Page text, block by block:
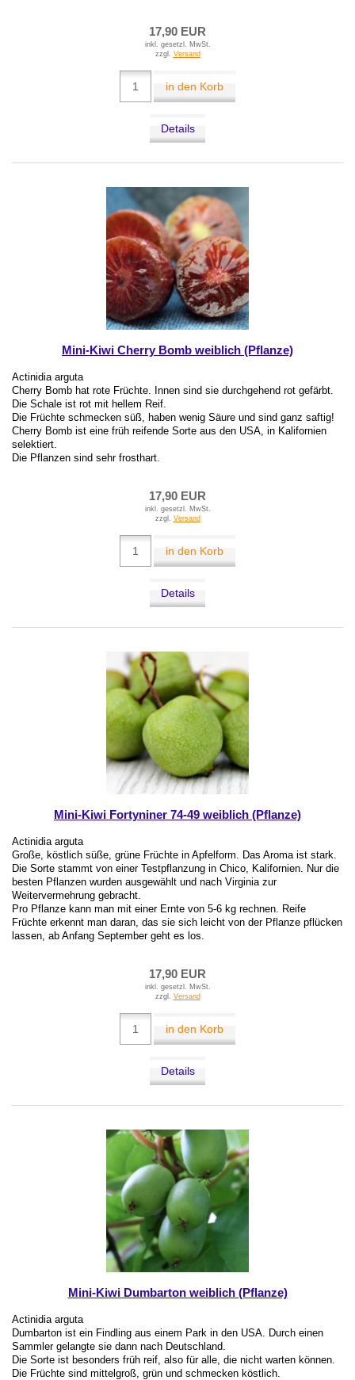
17,90 EUR
inkl. gesetzl. MwSt.
zzgl. Versand
in den Korb
Details
Mini-Kiwi Cherry Bomb weiblich (Pflanze)
Actinidia arguta
Cherry Bomb hat rote Früchte. Innen sind sie durchgehend rot gefärbt.
Die Schale ist rot mit hellem Reif.
Die Früchte schmecken süß, haben wenig Säure und sind ganz saftig!
Cherry Bomb ist eine früh reifende Sorte aus den USA, in Kalifornien
selektiert.
Die Pflanzen sind sehr frosthart.
17,90 EUR
inkl. gesetzl. MwSt.
zzgl. Versand
in den Korb
Details
Mini-Kiwi Fortyniner 74-49 weiblich (Pflanze)
Actinidia arguta
Große, köstlich süße, grüne Früchte in Apfelform. Das Aroma ist stark.
Die Sorte stammt von einer Testpflanzung in Chico, Kalifornien. Nur die
besten Pflanzen wurden ausgewählt und nach Virginia zur
Weitervermehrung gebracht.
Pro Pflanze kann man mit einer Ernte von 5-6 kg rechnen. Reife
Früchte erkennt man daran, das sie sich leicht von der Pflanze pflücken
lassen, ab Anfang September geht es los.
17,90 EUR
inkl. gesetzl. MwSt.
zzgl. Versand
in den Korb
Details
Mini-Kiwi Dumbarton weiblich (Pflanze)
Actinidia arguta
Dumbarton ist ein Findling aus einem Park in den USA. Durch einen
Sammler gelangte sie dann nach Deutschland.
Die Sorte ist besonders früh reif, also für alle, die nicht warten können.
Die Früchte sind mittelgroß, grün und schmecken köstlich.